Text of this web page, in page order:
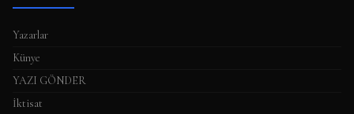
Yazarlar
Künye
YAZI GÖNDER
İktisat